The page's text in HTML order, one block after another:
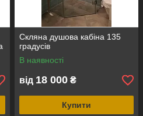
Скляна душова кабіна 135
градусів
В наявності
від 18 000 ₴
Купити